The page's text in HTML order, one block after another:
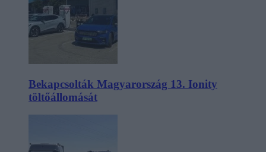
Bekapcsolták Magyarország 13. Ionity
töltőállomását